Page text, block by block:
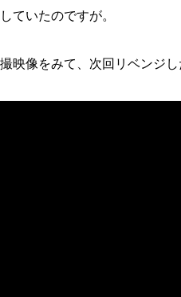
ていたのですが。
映像をみて、次回リベンジ